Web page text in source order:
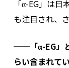
「α-EG」は
も注目され、
──「α-EG」
らい含まれて